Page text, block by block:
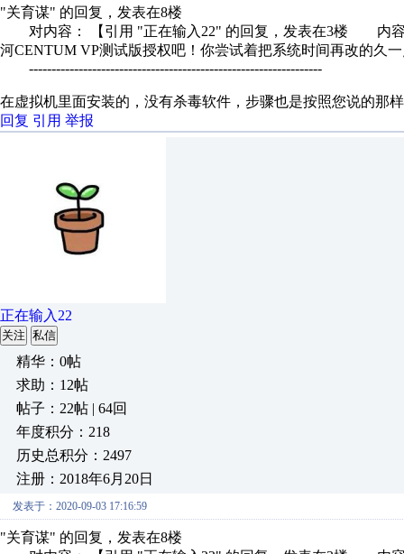
"关育谋" 的回复，发表在8楼
对内容： 【引用 "正在输入22" 的回复，发表在3楼 内
河CENTUM VP测试版授权吧！你尝试着把系统时间再改的久
-----------------------------------------------------------------
在虚拟机里面安装的，没有杀毒软件，步骤也是按照您说的那
回复 引用 举报
正在输入22
关注 私信
精华：0帖
求助：12帖
帖子：22帖 | 64回
年度积分：218
历史总积分：2497
注册：2018年6月20日
发表于：2020-09-03 17:16:59
"关育谋" 的回复，发表在8楼